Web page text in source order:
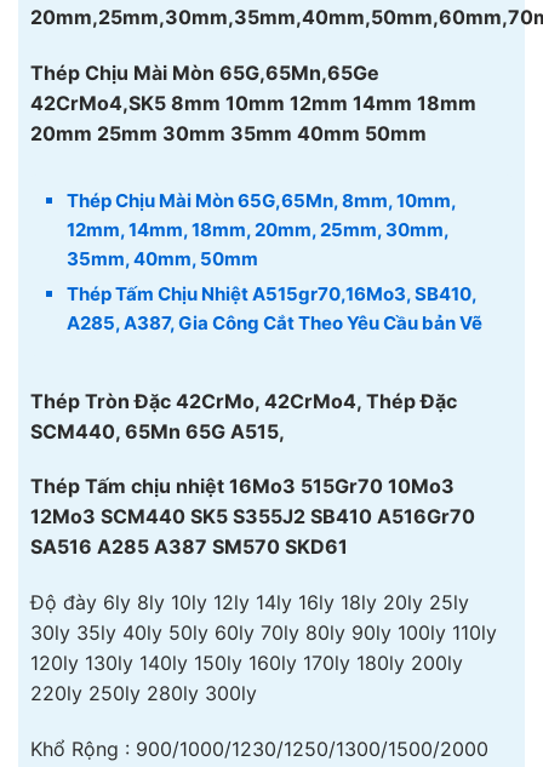
Thép Chịu Mài Mòn 65G,65Mn,65Ge
42CrMo4,SK5 8mm 10mm 12mm 14mm 18mm
20mm 25mm 30mm 35mm 40mm 50mm
Thép Chịu Mài Mòn 65G,65Mn, 8mm, 10mm,
12mm, 14mm, 18mm, 20mm, 25mm, 30mm,
35mm, 40mm, 50mm
Thép Tấm Chịu Nhiệt A515gr70,16Mo3, SB410,
A285, A387, Gia Công Cắt Theo Yêu Cầu bản Vẽ
Thép Tròn Đặc 42CrMo, 42CrMo4, Thép Đặc
SCM440, 65Mn 65G A515,
Thép Tấm chịu nhiệt 16Mo3 515Gr70 10Mo3
12Mo3 SCM440 SK5 S355J2 SB410 A516Gr70
SA516 A285 A387 SM570 SKD61
Độ đày 6ly 8ly 10ly 12ly 14ly 16ly 18ly 20ly 25ly
30ly 35ly 40ly 50ly 60ly 70ly 80ly 90ly 100ly 110ly
120ly 130ly 140ly 150ly 160ly 170ly 180ly 200ly
220ly 250ly 280ly 300ly
Khổ Rộng : 900/1000/1230/1250/1300/1500/2000